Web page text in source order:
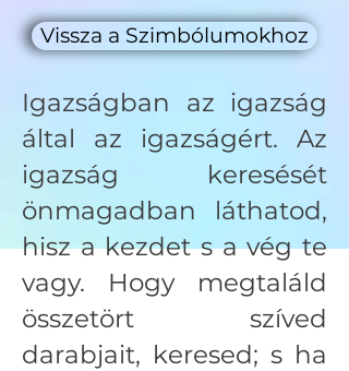
Vissza a Szimbólumokhoz
Igazságban az igazság
által az igazságért. Az
igazság keresését
önmagadban láthatod,
hisz a kezdet s a vég te
vagy. Hogy megtaláld
összetört szíved
darabjait, keresed; s ha